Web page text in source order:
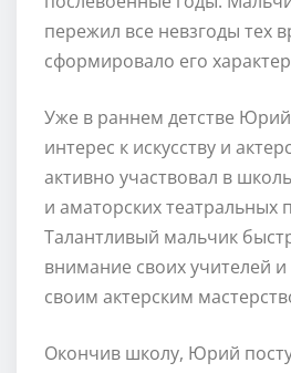
пережил все невзгоды тех
сформировало его
Уже в раннем детстве
интерес к искусству и
активно участвовал в
и аматорских театральных
Талантливый мальчик
внимание своих учителей
своим актерским
Окончив школу, Юрий